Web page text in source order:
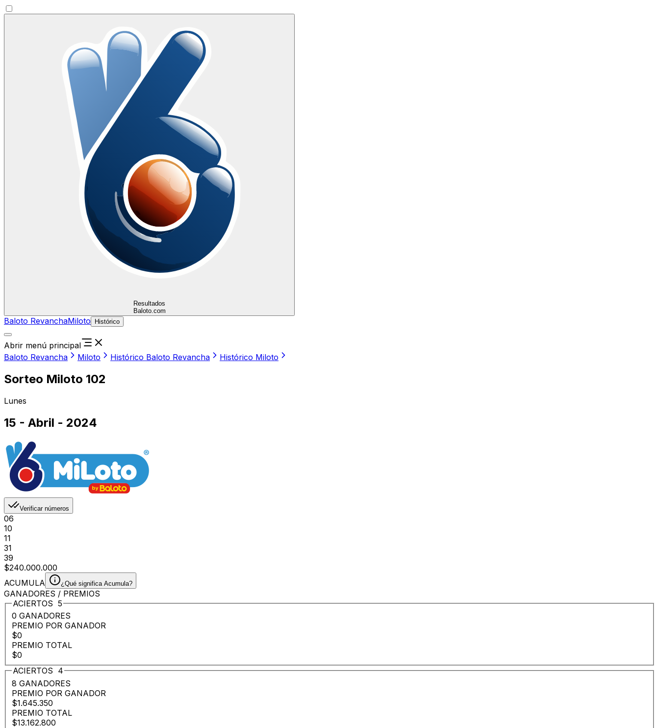
Resultados
Baloto.com
Baloto RevanchaMiloto Histórico
Abrir menú principal
Baloto Revancha
Miloto Histórico Baloto Revancha Histórico Miloto
Sorteo Miloto 102
Lunes
15 - Abril - 2024
Verificar números
06
10
11
31
39
$240.000.000
ACUMULA
¿Qué significa Acumula?
GANADORES / PREMIOS
ACIERTOS 5
0 GANADORES
PREMIO POR GANADOR
$0
PREMIO TOTAL
$0
ACIERTOS 4
8 GANADORES
PREMIO POR GANADOR
$1.645.350
PREMIO TOTAL
$13.162.800